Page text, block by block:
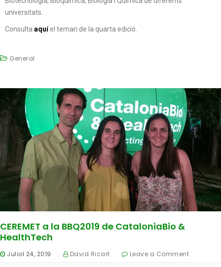
universitats.
Consulta aquíel temari de la quarta edició.
General
CEREMET a la BBQ2019 de CataloniaBio &
HealthTech
Juliol 24, 2019 David Ricart Leave a Comment